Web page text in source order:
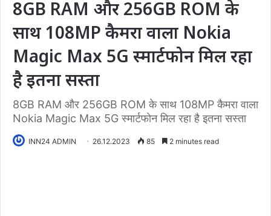
8GB RAM और 256GB ROM के
साथ 108MP कैमरा वाला Nokia
Magic Max 5G स्मार्टफोन मिल रहा
है इतना सस्ता
8GB RAM और 256GB ROM के साथ 108MP कैमरा वाला
Nokia Magic Max 5G स्मार्टफोन मिल रहा है इतना सस्ता
INN24 ADMIN 26.12.2023 85 2 minutes read